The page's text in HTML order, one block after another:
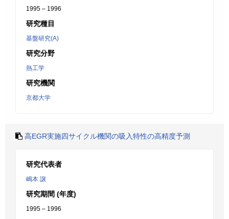
1995 – 1996
研究種目
基盤研究(A)
研究分野
熱工学
研究機関
京都大学
高EGR実施四サイクル機関の吸入特性の高精度予測
研究代表者
嶋本 譲
研究期間 (年度)
1995 – 1996